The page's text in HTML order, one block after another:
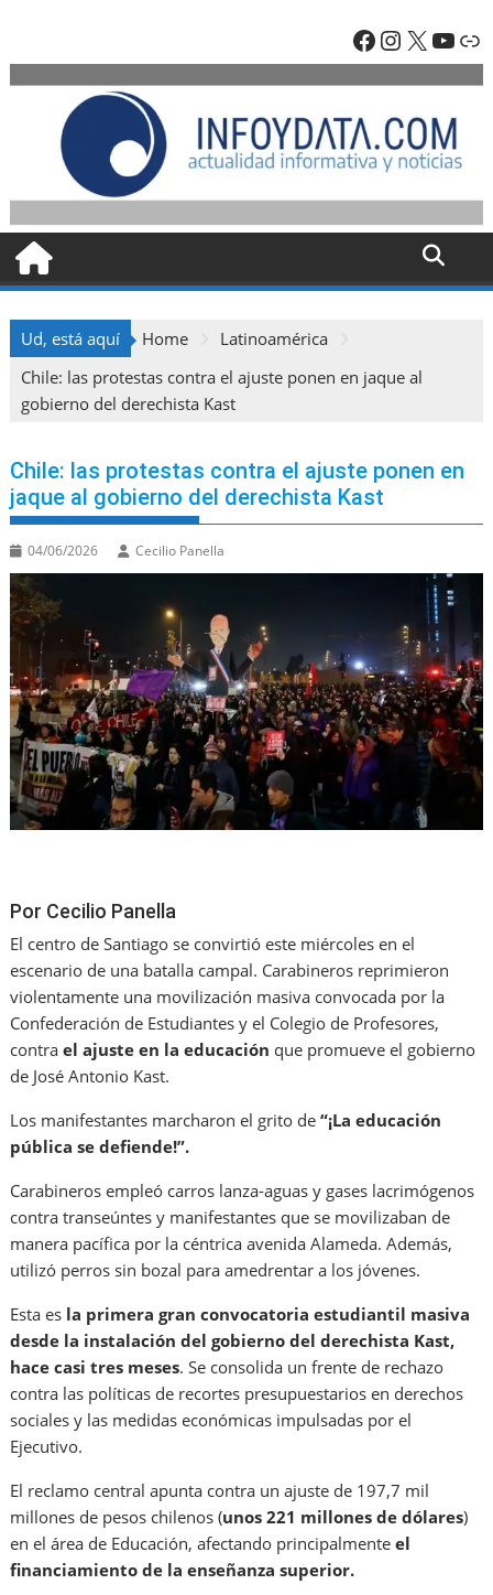
content
Facebook
X
Ud, está aquí Home
Latinoamérica
Chile: las protestas contra el ajuste ponen en jaque al
gobierno del derechista Kast
Chile: las protestas contra el ajuste ponen en
jaque al gobierno del derechista Kast
04/06/2026 Cecilio Panella
Por Cecilio Panella
El centro de Santiago se convirtió este miércoles en el
escenario de una batalla campal. Carabineros reprimieron
violentamente una movilización masiva convocada por la
Confederación de Estudiantes y el Colegio de Profesores,
contrael ajuste en la educación que promueve el gobierno
de José Antonio Kast.
Los manifestantes marcharon el grito de“¡La educación
pública se defiende!”.
Carabineros empleó carros lanza-aguas y gases lacrimógenos
contra transeúntes y manifestantes que se movilizaban de
manera pacífica por la céntrica avenida Alameda. Además,
utilizó perros sin bozal para amedrentar a los jóvenes.
Esta es la primera gran convocatoria estudiantil masiva
desde la instalación del gobierno del derechista Kast,
hace casi tres meses. Se consolida un frente de rechazo
contra las políticas de recortes presupuestarios en derechos
sociales y las medidas económicas impulsadas por el
Ejecutivo.
El reclamo central apunta contra un ajuste de 197,7 mil
millones de pesos chilenos (unos 221 millones de dólares)
en el área de Educación, afectando principalmenteel
financiamiento de la enseñanza superior.